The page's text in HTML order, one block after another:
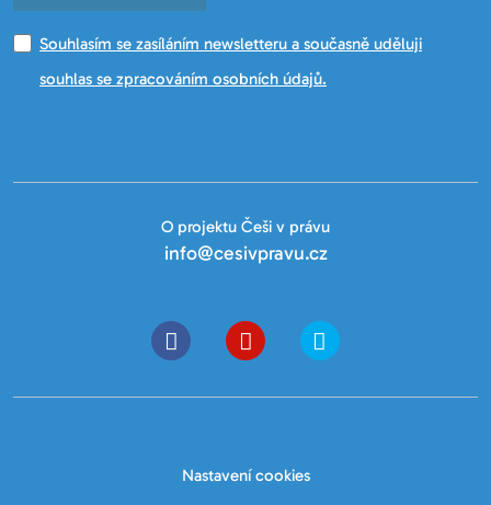
Souhlasím se zasíláním newsletteru a současně uděluji
souhlas se zpracováním osobních údajů.
O projektu Češi v právu
info@cesivpravu.cz
Nastavení cookies